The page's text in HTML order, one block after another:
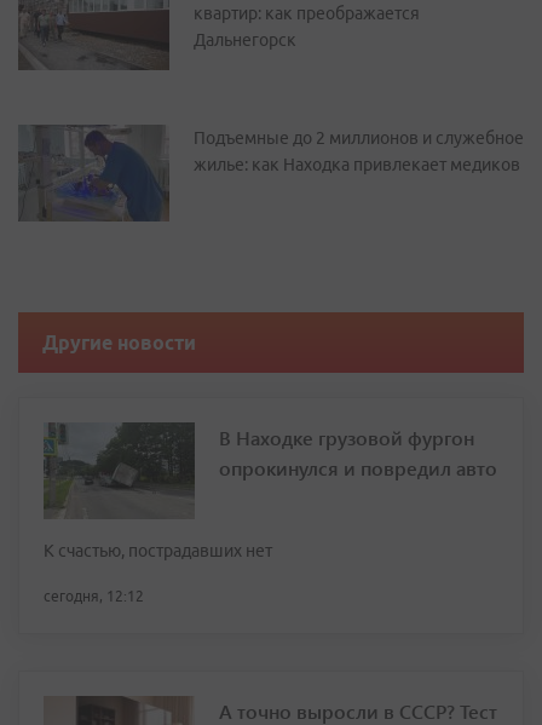
квартир: как преображается
Дальнегорск
Подъемные до 2 миллионов и служебное
жилье: как Находка привлекает медиков
Другие новости
В Находке грузовой фургон
опрокинулся и повредил авто
К счастью, пострадавших нет
сегодня, 12:12
А точно выросли в СССР? Тест